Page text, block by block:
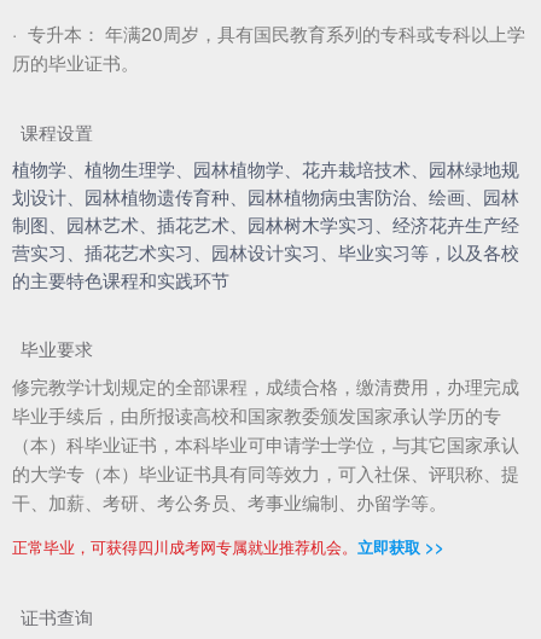
· 专升本： 年满20周岁，具有国民教育系列的专科或专科以上学
历的毕业证书。
课程设置
植物学、植物生理学、园林植物学、花卉栽培技术、园林绿地规
划设计、园林植物遗传育种、园林植物病虫害防治、绘画、园林
制图、园林艺术、插花艺术、园林树木学实习、经济花卉生产经
营实习、插花艺术实习、园林设计实习、毕业实习等，以及各校
的主要特色课程和实践环节
毕业要求
修完教学计划规定的全部课程，成绩合格，缴清费用，办理完成
毕业手续后，由所报读高校和国家教委颁发国家承认学历的专
（本）科毕业证书，本科毕业可申请学士学位，与其它国家承认
的大学专（本）毕业证书具有同等效力，可入社保、评职称、提
干、加薪、考研、考公务员、考事业编制、办留学等。
正常毕业，可获得四川成考网专属就业推荐机会。 立即获取 >>
证书查询